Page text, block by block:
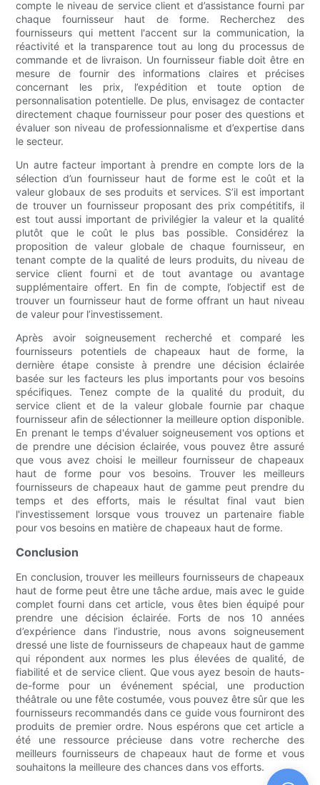
compte le niveau de service client et d’assistance fourni par
chaque fournisseur haut de forme. Recherchez des
fournisseurs qui mettent l'accent sur la communication, la
réactivité et la transparence tout au long du processus de
commande et de livraison. Un fournisseur fiable doit être en
mesure de fournir des informations claires et précises
concernant les prix, l’expédition et toute option de
personnalisation potentielle. De plus, envisagez de contacter
directement chaque fournisseur pour poser des questions et
évaluer son niveau de professionnalisme et d’expertise dans
le secteur.
Un autre facteur important à prendre en compte lors de la
sélection d’un fournisseur haut de forme est le coût et la
valeur globaux de ses produits et services. S’il est important
de trouver un fournisseur proposant des prix compétitifs, il
est tout aussi important de privilégier la valeur et la qualité
plutôt que le coût le plus bas possible. Considérez la
proposition de valeur globale de chaque fournisseur, en
tenant compte de la qualité de leurs produits, du niveau de
service client fourni et de tout avantage ou avantage
supplémentaire offert. En fin de compte, l’objectif est de
trouver un fournisseur haut de forme offrant un haut niveau
de valeur pour l’investissement.
Après avoir soigneusement recherché et comparé les
fournisseurs potentiels de chapeaux haut de forme, la
dernière étape consiste à prendre une décision éclairée
basée sur les facteurs les plus importants pour vos besoins
spécifiques. Tenez compte de la qualité du produit, du
service client et de la valeur globale fournie par chaque
fournisseur afin de sélectionner la meilleure option disponible.
En prenant le temps d'évaluer soigneusement vos options et
de prendre une décision éclairée, vous pouvez être assuré
que vous avez choisi le meilleur fournisseur de chapeaux
haut de forme pour vos besoins. Trouver les meilleurs
fournisseurs de chapeaux haut de gamme peut prendre du
temps et des efforts, mais le résultat final vaut bien
l'investissement lorsque vous trouvez un partenaire fiable
pour vos besoins en matière de chapeaux haut de forme.
Conclusion
En conclusion, trouver les meilleurs fournisseurs de chapeaux
haut de forme peut être une tâche ardue, mais avec le guide
complet fourni dans cet article, vous êtes bien équipé pour
prendre une décision éclairée. Forts de nos 10 années
d’expérience dans l’industrie, nous avons soigneusement
dressé une liste de fournisseurs de chapeaux haut de gamme
qui répondent aux normes les plus élevées de qualité, de
fiabilité et de service client. Que vous ayez besoin de hauts-
de-forme pour un événement spécial, une production
théâtrale ou une fête costumée, vous pouvez être sûr que les
fournisseurs recommandés dans ce guide vous fourniront des
produits de premier ordre. Nous espérons que cet article a
été une ressource précieuse dans votre recherche des
meilleurs fournisseurs de chapeaux haut de forme et vous
souhaitons la meilleure des chances dans vos efforts.